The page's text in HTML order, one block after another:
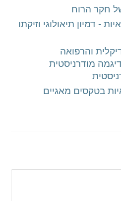
חקר הרוח
- דמיון תיאולוגי וזיקתו
והרפואה
מודרניסטית
בטקסים מאגיים